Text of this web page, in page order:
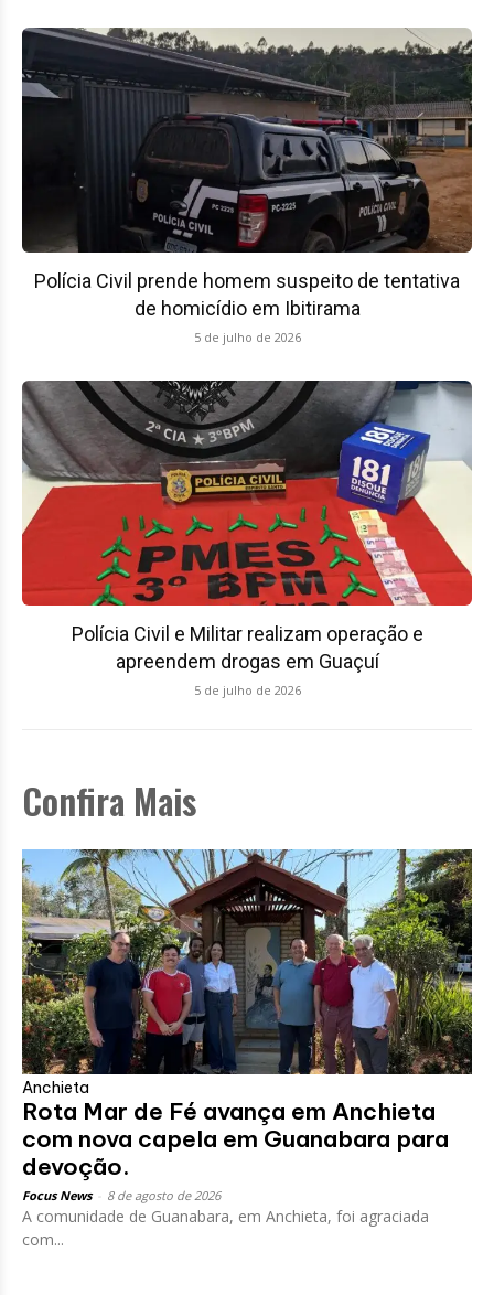
Polícia Civil prende homem suspeito de tentativa
de homicídio em Ibitirama
5 de julho de 2026
Polícia Civil e Militar realizam operação e
apreendem drogas em Guaçuí
5 de julho de 2026
Confira Mais
Anchieta
Rota Mar de Fé avança em Anchieta
com nova capela em Guanabara para
devoção.
Focus News 8 de agosto de 2026
A comunidade de Guanabara, em Anchieta, foi agraciada
com...